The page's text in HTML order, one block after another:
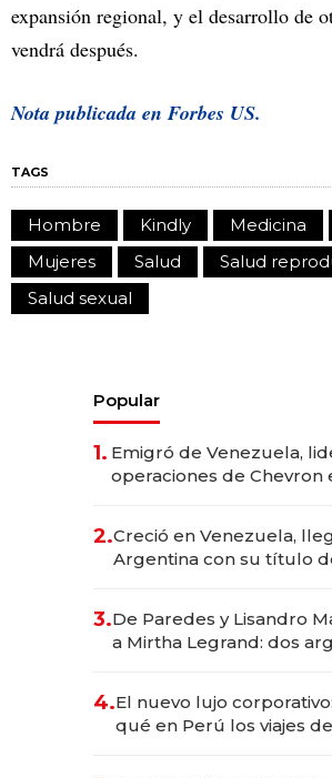
expansión regional, y el desarrollo de
vendrá después.
Nota publicada en Forbes US.
TAGS
Hombre Kindly Medicina
Mujeres
Salud
Salud
Salud sexual
Popular
1. Emigró de Venezuela,
operaciones de Chevron
2.Creció en Venezuela,
Argentina con su título
las marcas "fast
3.De Paredes y Lisandro
a Mirtha Legrand: dos
4.El nuevo lujo
qué en Perú los viajes de